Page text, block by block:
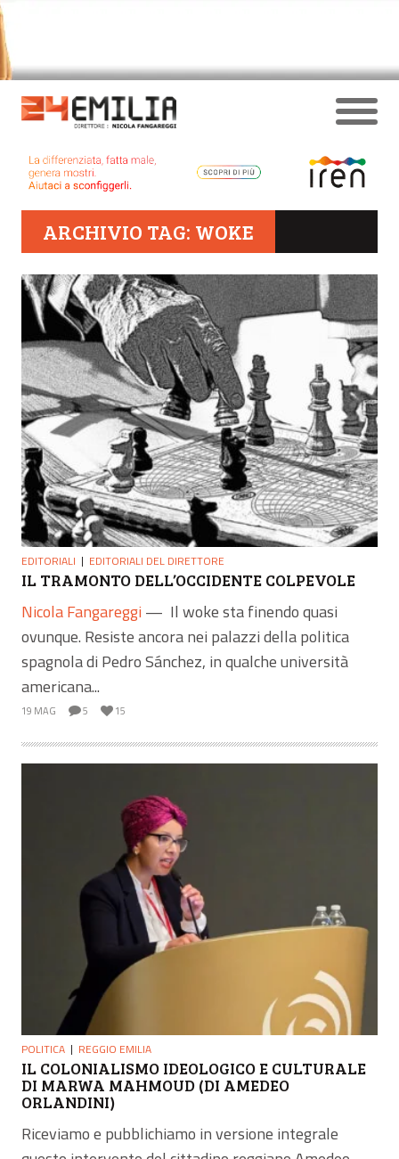
ARCHIVIO TAG: WOKE
EDITORIALI EDITORIALI DEL DIRETTORE
IL TRAMONTO DELL’OCCIDENTE COLPEVOLE
Nicola Fangareggi — Il woke sta finendo quasi
ovunque. Resiste ancora nei palazzi della politica
spagnola di Pedro Sánchez, in qualche università
americana...
19 MAG 5 15
POLITICA REGGIO EMILIA
IL COLONIALISMO IDEOLOGICO E CULTURALE
DI MARWA MAHMOUD (DI AMEDEO
ORLANDINI)
Riceviamo e pubblichiamo in versione integrale